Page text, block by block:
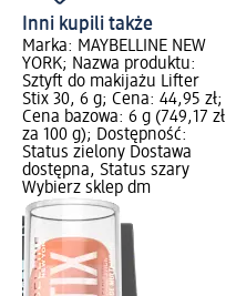
Inni kupili także
Marka: MAYBELLINE NEW
YORK; Nazwa produktu:
Sztyft do makijażu Lifter
Stix 30, 6 g; Cena: 44,95 zł;
Cena bazowa: 6 g (749,17 zł
za 100 g); Dostępność:
Status zielony Dostawa
dostępna, Status szary
Wybierz sklep dm